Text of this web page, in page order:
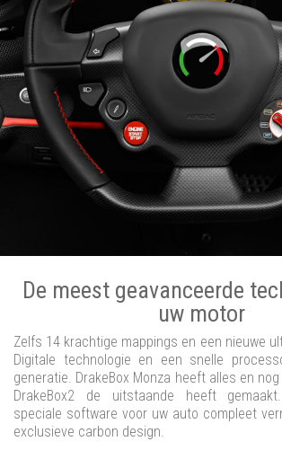
De meest geavanceerde
uw motor
Zelfs 14 krachtige mappings en een nieuwe
Digitale technologie en een snelle
generatie. DrakeBox Monza heeft alles en
DrakeBox2 de uitstaande heeft
speciale software voor uw auto compleet
exclusieve carbon design.